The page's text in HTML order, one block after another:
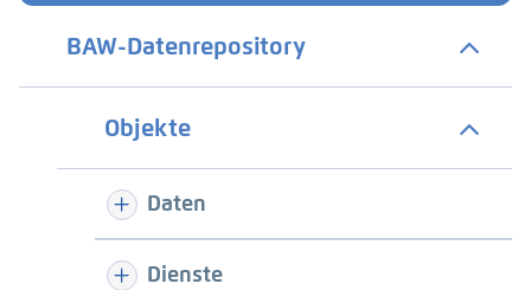
BAW-Datenrepository
Objekte
Daten
Dienste